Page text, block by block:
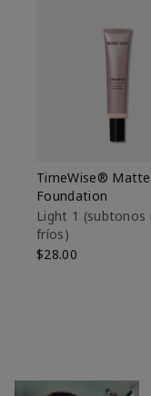
TimeWise®
Foundation
Light 1​ (subtonos
fríos)
$28.00